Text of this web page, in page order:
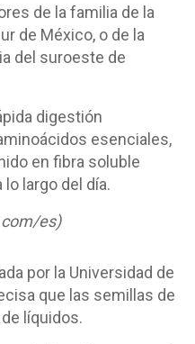
de la familia de la
de México, o de la
del suroeste de
digestión
esenciales,
en fibra soluble
largo del día.
es)
por la Universidad de
que las semillas de
líquidos.